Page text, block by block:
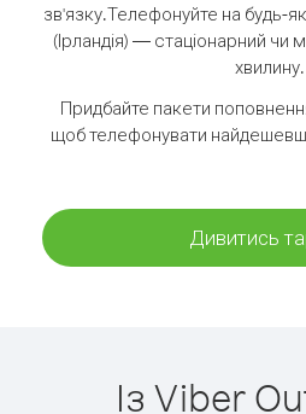
зв'язку.Телефонуйте на будь-
(Ірландія) — стаціонарний чи
хвилину.
Придбайте пакети
щоб телефонувати
Дивитись
Із Viber